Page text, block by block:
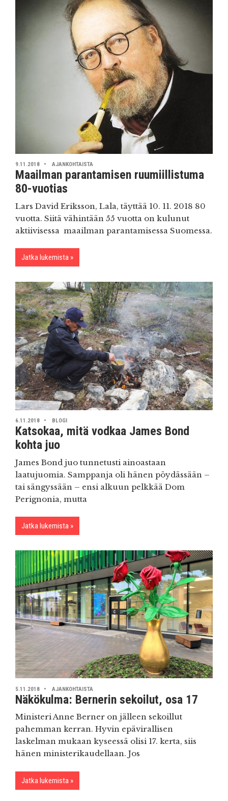
9.11.2018 AJANKOHTAISTA
Maailman parantamisen ruumiillistuma
80-vuotias
Lars David Eriksson, Lala, täyttää 10. 11. 2018 80
vuotta. Siitä vähintään 55 vuotta on kulunut
aktiivisessa maailman parantamisessa Suomessa.
Jatka lukemista
6.11.2018 BLOGI
Katsokaa, mitä vodkaa James Bond
kohta juo
James Bond juo tunnetusti ainoastaan
laatujuomia. Samppanja oli hänen pöydässään –
tai sängyssään – ensi alkuun pelkkää Dom
Perignonia, mutta
Jatka lukemista
5.11.2018 AJANKOHTAISTA
Näkökulma: Bernerin sekoilut, osa 17
Ministeri Anne Berner on jälleen sekoillut
pahemman kerran. Hyvin epävirallisen
laskelman mukaan kyseessä olisi 17. kerta, siis
hänen ministerikaudellaan. Jos
Jatka lukemista